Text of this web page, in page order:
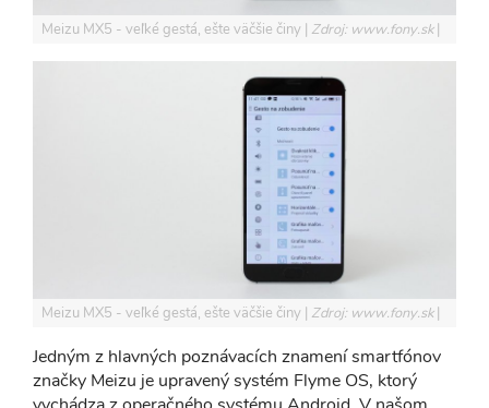
Meizu MX5 - veľké gestá, ešte väčšie činy Zdroj: www.fony.sk
Meizu MX5 - veľké gestá, ešte väčšie činy Zdroj: www.fony.sk
Jedným z hlavných poznávacích znamení smartfónov
značky Meizu je upravený systém Flyme OS, ktorý